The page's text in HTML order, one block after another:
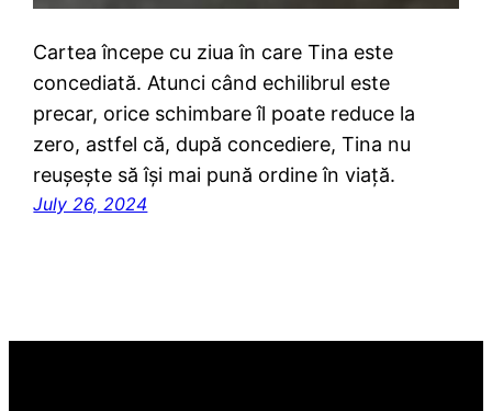
Cartea începe cu ziua în care Tina este
concediată. Atunci când echilibrul este
precar, orice schimbare îl poate reduce la
zero, astfel că, după concediere, Tina nu
reușește să își mai pună ordine în viață.
July 26, 2024